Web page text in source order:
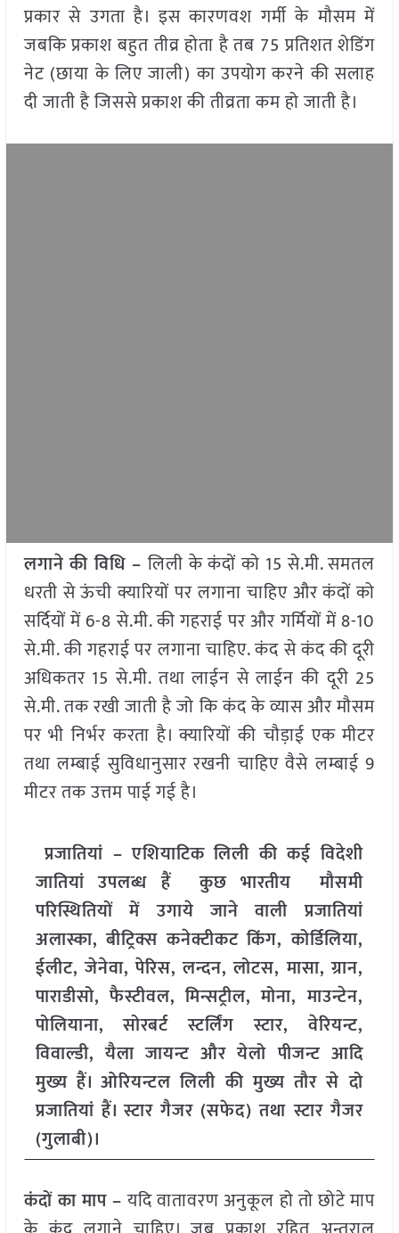
प्रकार से उगता है। इस कारणवश गर्मी के मौसम में
जबकि प्रकाश बहुत तीव्र होता है तब 75 प्रतिशत शेडिंग
नेट (छाया के लिए जाली) का उपयोग करने की सलाह
दी जाती है जिससे प्रकाश की तीव्रता कम हो जाती है।
लगाने की विधि –लिली के कंदों को 15 से.मी. समतल
धरती से ऊंची क्यारियों पर लगाना चाहिए और कंदों को
सर्दियों में 6-8 से.मी. की गहराई पर और गर्मियों में 8-10
से.मी. की गहराई पर लगाना चाहिए. कंद से कंद की दूरी
अधिकतर 15 से.मी. तथा लाईन से लाईन की दूरी 25
से.मी. तक रखी जाती है जो कि कंद के व्यास और मौसम
पर भी निर्भर करता है। क्यारियों की चौड़ाई एक मीटर
तथा लम्बाई सुविधानुसार रखनी चाहिए वैसे लम्बाई 9
मीटर तक उत्तम पाई गई है।
प्रजातियां – एशियाटिक लिली की कई विदेशी
जातियां उपलब्ध हैं कुछ भारतीय मौसमी
परिस्थितियों में उगाये जाने वाली प्रजातियां
अलास्का, बीट्रिक्स कनेक्टीकट किंग, कोर्डिलिया,
ईलीट, जेनेवा, पेरिस, लन्दन, लोटस, मासा, ग्रान,
पाराडीसो, फैस्टीवल, मिन्सट्रील, मोना, माउन्टेन,
पोलियाना, सोरबर्ट स्टर्लिंग स्टार, वेरियन्ट,
विवाल्डी, यैला जायन्ट और येलो पीजन्ट आदि
मुख्य हैं। ओरियन्टल लिली की मुख्य तौर से दो
प्रजातियां हैं। स्टार गैजर (सफेद) तथा स्टार गैजर
(गुलाबी)।
कंदों का माप –यदि वातावरण अनुकूल हो तो छोटे माप